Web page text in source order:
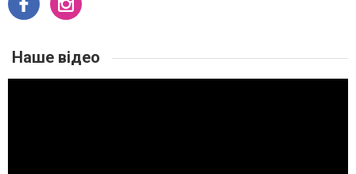
Наше відео